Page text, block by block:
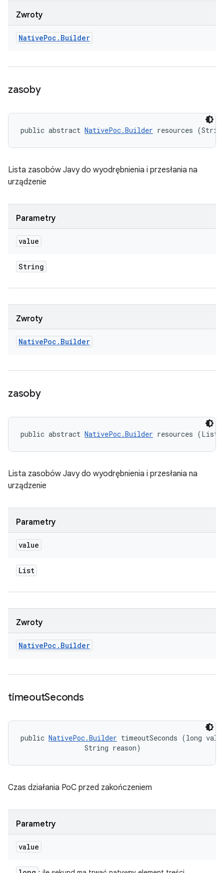
Zwroty
NativePoc . Builder
zasoby
public abstract NativePoc.Builder resources
Lista zasobów Javy do wyodrębnienia i przesłania na
urządzenie
Parametry
value
String
Zwroty
NativePoc . Builder
zasoby
public abstract NativePoc.Builder resources
Lista zasobów Javy do wyodrębnienia i przesłania na
urządzenie
Parametry
value
List
Zwroty
NativePoc . Builder
timeoutSeconds
public NativePoc.Builder timeoutSeconds (long
                String reason)
Czas działania PoC przed zakończeniem
Parametry
value